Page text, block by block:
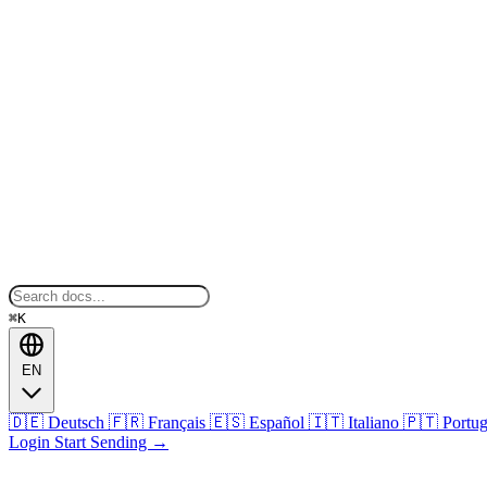
⌘K
EN
🇩🇪 Deutsch 🇫🇷 Français 🇪🇸 Español 🇮🇹 Italiano 🇵🇹
Login Start Sending →